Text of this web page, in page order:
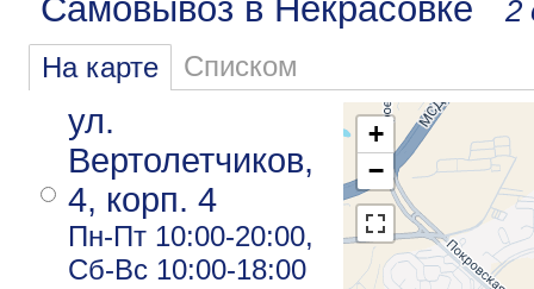
Самовывоз в Некрасовке 2
На карте Списком
+
−
ул.
Вертолетчиков,
4, корп. 4
Пн-Пт 10:00-20:00,
Сб-Вс 10:00-18:00